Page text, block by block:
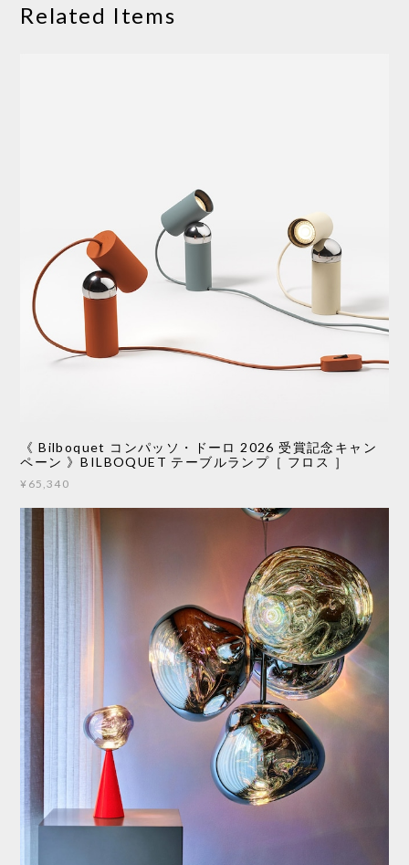
Related Items
《 Bilboquet コンパッソ・ドーロ 2026 受賞記念キャン
ペーン 》BILBOQUET テーブルランプ［ フロス ］
¥65,340